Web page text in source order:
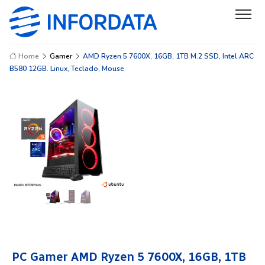
Home Gamer
AMD Ryzen 5 7600X, 16GB, 1TB M.2 SSD, Intel ARC
B580 12GB. Linux, Teclado, Mouse
PC Gamer AMD Ryzen 5 7600X, 16GB, 1TB